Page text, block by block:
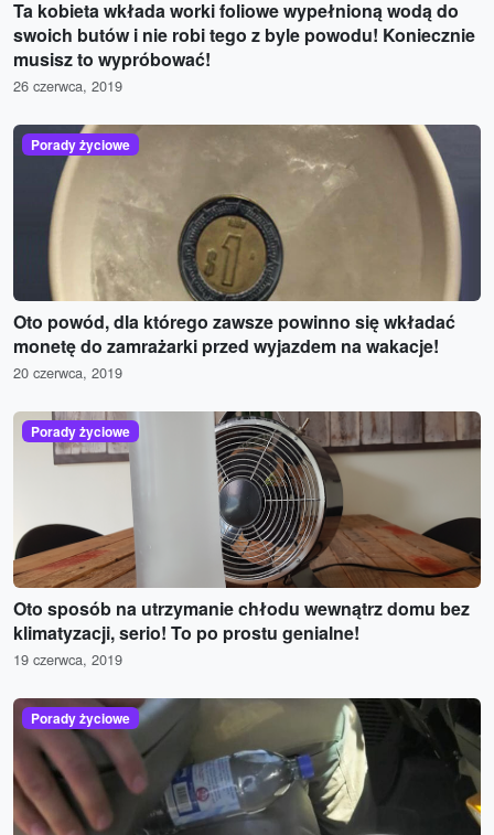
Ta kobieta wkłada worki foliowe wypełnioną wodą do
swoich butów i nie robi tego z byle powodu! Koniecznie
musisz to wypróbować!
26 czerwca, 2019
Porady życiowe
Oto powód, dla którego zawsze powinno się wkładać
monetę do zamrażarki przed wyjazdem na wakacje!
20 czerwca, 2019
Porady życiowe
Oto sposób na utrzymanie chłodu wewnątrz domu bez
klimatyzacji, serio! To po prostu genialne!
19 czerwca, 2019
Porady życiowe